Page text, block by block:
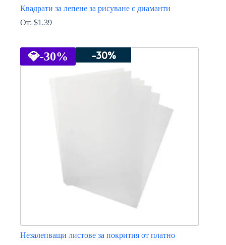
Квадрати за лепене за рисуване с диаманти
От: $1.39
has
multiple
💎-30% -30%
Незалепващи листове за покрития от платно